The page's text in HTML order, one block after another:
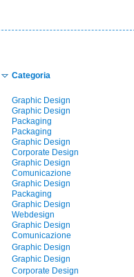
Categoria
Graphic Design
Graphic Design
Packaging
Packaging
Graphic Design
Corporate Design
Graphic Design
Comunicazione
Graphic Design
Packaging
Graphic Design
Webdesign
Graphic Design
Comunicazione
Graphic Design
Graphic Design
Corporate Design